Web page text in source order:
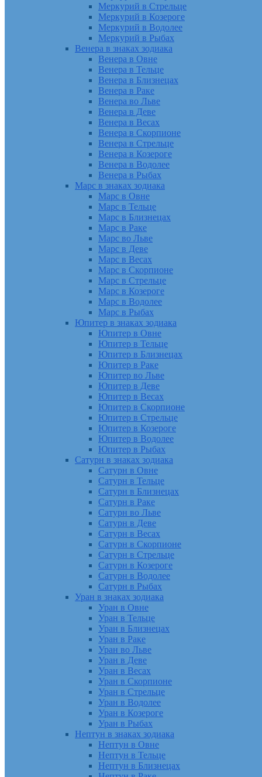
Меркурий в Стрельце
Меркурий в Козероге
Меркурий в Водолее
Меркурий в Рыбах
Венера в знаках зодиака
Венера в Овне
Венера в Тельце
Венера в Близнецах
Венера в Раке
Венера во Льве
Венера в Деве
Венера в Весах
Венера в Скорпионе
Венера в Стрельце
Венера в Козероге
Венера в Водолее
Венера в Рыбах
Марс в знаках зодиака
Марс в Овне
Марс в Тельце
Марс в Близнецах
Марс в Раке
Марс во Льве
Марс в Деве
Марс в Весах
Марс в Скорпионе
Марс в Стрельце
Марс в Козероге
Марс в Водолее
Марс в Рыбах
Юпитер в знаках зодиака
Юпитер в Овне
Юпитер в Тельце
Юпитер в Близнецах
Юпитер в Раке
Юпитер во Льве
Юпитер в Деве
Юпитер в Весах
Юпитер в Скорпионе
Юпитер в Стрельце
Юпитер в Козероге
Юпитер в Водолее
Юпитер в Рыбах
Сатурн в знаках зодиака
Сатурн в Овне
Сатурн в Тельце
Сатурн в Близнецах
Сатурн в Раке
Сатурн во Льве
Сатурн в Деве
Сатурн в Весах
Сатурн в Скорпионе
Сатурн в Стрельце
Сатурн в Козероге
Сатурн в Водолее
Сатурн в Рыбах
Уран в знаках зодиака
Уран в Овне
Уран в Тельце
Уран в Близнецах
Уран в Раке
Уран во Льве
Уран в Деве
Уран в Весах
Уран в Скорпионе
Уран в Стрельце
Уран в Водолее
Уран в Козероге
Уран в Рыбах
Нептун в знаках зодиака
Нептун в Овне
Нептун в Тельце
Нептун в Близнецах